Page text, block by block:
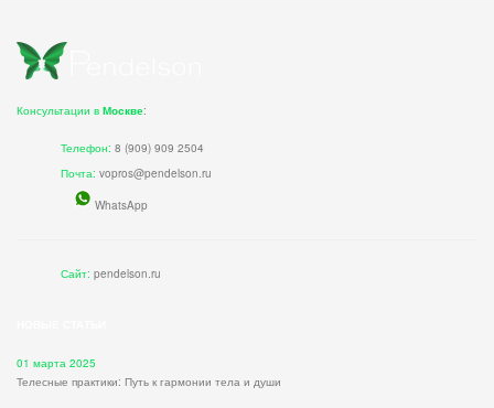
Консультации в Москве:
Телефон: 8 (909) 909 2504
Почта: vopros@pendelson.ru
WhatsApp
Сайт: pendelson.ru
01 марта 2025
Телесные практики: Путь к гармонии тела и души